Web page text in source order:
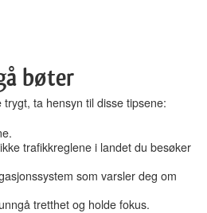
bøter
ta hensyn til disse tipsene:
trafikkreglene i landet du besøker
som varsler deg om
tretthet og holde fokus.